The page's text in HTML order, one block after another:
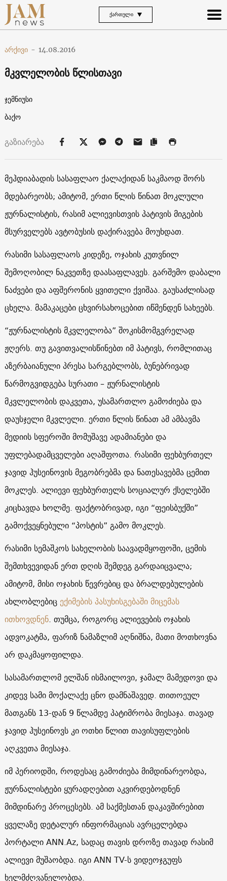
ᲥᲐᲠᲗᲣᲚᲘ
არქივი - 14.08.2016
მკვლელობის წლისთავი
ჯემნიუსი
ბაქო
გაზიარება
მეჰდიაბადის სასაფლაო ქალაქიდან საკმაოდ შორს
მდებარეობს; ამიტომ, ერთი წლის წინათ მოკლული
ჟურნალისტის, რასიმ ალიევისთვის პატივის მიგების
მსურველებს ავტობუსის დაქირავება მოუხდათ.
რასიმი სასაფლაოს კიდეზე, ოჯახის კუთვნილ
შემოღობილ ნაკვეთზე დაასაფლავეს. გარშემო დაბალი
ნაძვები და აფშერონის ყვითელი ქვიშაა. გაუსაძლისად
ცხელა. მამაკაცები ცხვირსახოცებით იწმენდენ სახეებს.
“ჟურნალისტის მკვლელობა” შოკისმომგვრელად
ჟღერს. თუ გავითვალისწინებთ იმ პატივს, რომლითაც
აზერბაიანული პრესა სარგებლობს, ბუნებრივად
წარმოგვიდგება სურათი – ჟურნალისტის
მკვლელობის დაკვეთა, უსამართლო გამოძიება და
დაუსჯელი მკვლელი. ერთი წლის წინათ ამ ამბავმა
მედიის სფეროში მომუშავე ადამიანები და
უფლებადამცველები აღაშფოთა. რასიმი ფეხბურთელ
ჯავიდ ჰუსეინოვის მეგობრებმა და ნათესავებმა ცემით
მოკლეს. ალიევი ფეხბურთელს სოციალურ ქსელებში
კიცხავდა ხოლმე. ფაქტობრივად, იგი “ფეისბუქში”
გამოქვეყნებული “პოსტის” გამო მოკლეს.
რასიმი სემაშკოს სახელობის საავადმყოფოში, ცემის
შემთხვევიდან ერთ დღის შემდეგ გარდაიცვალა;
ამიტომ, მისი ოჯახის წევრებიც და ბრალდებულების
ახლობლებიცექიმების პასუხისგებაში მიცემას
ითხოვდნენ. თუმცა, როგორც ალიევების ოჯახის
ადვოკატმა, ფარიზ ნამაზლიმ აღნიშნა, მათი მოთხოვნა
არ დაკმაყოფილდა.
სასამართლომ ელშან ისმაილოვი, ჯამალ მამედოვი და
კიდევ სამი მოქალაქე ცნო დამნაშავედ. თითოეულ
მათგანს 13-დან 9 წლამდე პატიმრობა მიესაჯა. თავად
ჯავიდ ჰუსეინოვს კი ოთხი წლით თავისუფლების
აღკვეთა მიესაჯა.
იმ პერიოდში, როდესაც გამოძიება მიმდინარეობდა,
ჟურნალისტები ყურადღებით აკვირდებოდნენ
მიმდინარე პროცესებს. ამ საქმესთან დაკავშირებით
ყველაზე დეტალურ ინფორმაციას ავრცელებდა
პორტალი ANN.Az, სადაც თავის დროზე თავად რასიმ
ალიევი მუშაობდა. იგი ANN TV-ს ვიდეოჯგუფს
ხელმძღვანელობდა.